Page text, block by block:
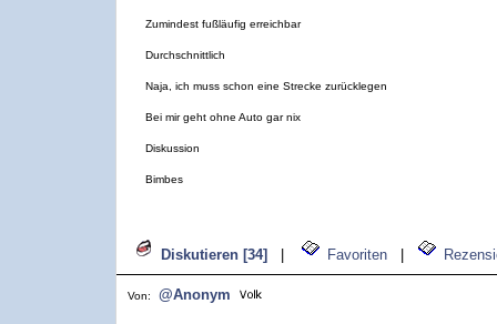
Zumindest fußläufig erreichbar
Durchschnittlich
Naja, ich muss schon eine Strecke zurücklegen
Bei mir geht ohne Auto gar nix
Diskussion
Bimbes
Diskutieren [34] Favoriten
Von: @Anonym